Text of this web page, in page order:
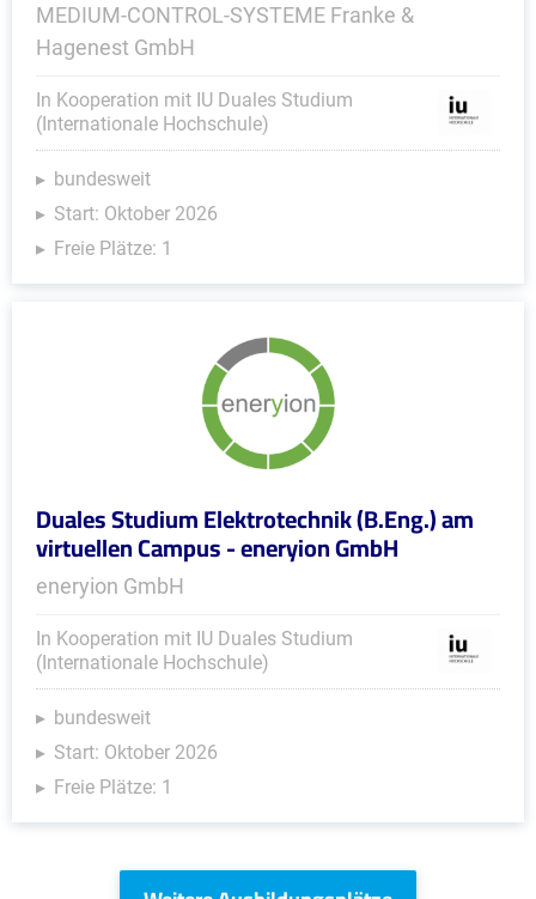
MEDIUM-CONTROL-SYSTEME Franke &
Hagenest GmbH
In Kooperation mit IU Duales Studium
(Internationale Hochschule)
bundesweit
Start: Oktober 2026
Freie Plätze: 1
Duales Studium Elektrotechnik (B.Eng.) am
virtuellen Campus - eneryion GmbH
eneryion GmbH
In Kooperation mit IU Duales Studium
(Internationale Hochschule)
bundesweit
Start: Oktober 2026
Freie Plätze: 1